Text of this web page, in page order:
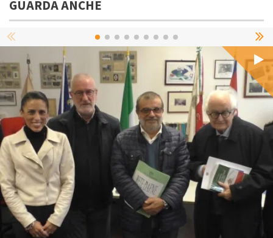
GUARDA ANCHE